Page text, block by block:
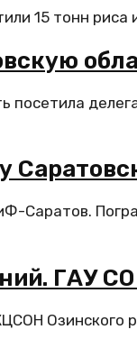
15 тонн
Саратов.
ГАУ
Озинского